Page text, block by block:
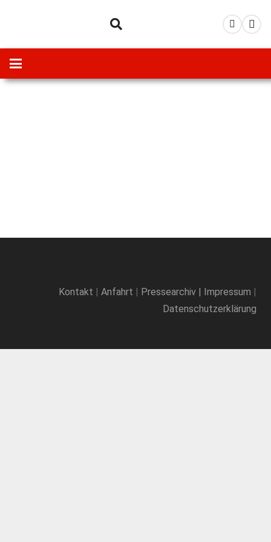
Kontakt | Anfahrt | Pressearchiv | Impressum |
Datenschutzerklärung